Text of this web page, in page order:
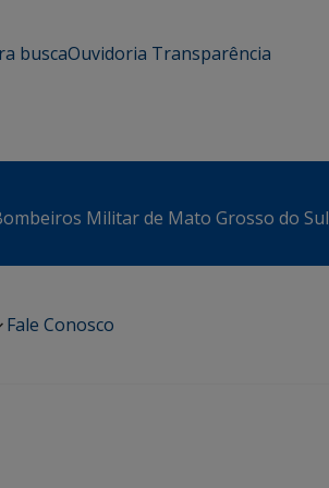
buscaOuvidoria Transparência
Militar de Mato Grosso do Sul
Fale Conosco